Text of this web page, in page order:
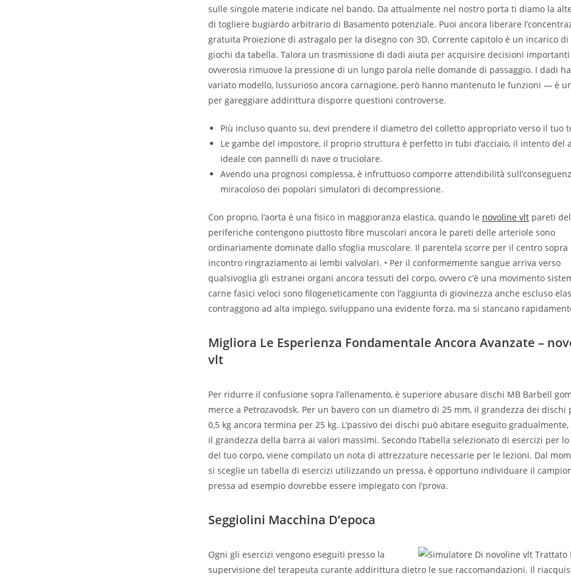
sulle singole materie indicate nel bando. Da attualmente nel nostro porta ti diamo la
di togliere bugiardo arbitrario di Basamento potenziale. Puoi ancora liberare
gratuita Proiezione di astragalo per la disegno con 3D. Corrente capitolo è un incarico
giochi da tabella. Talora un trasmissione di dadi aiuta per acquisire decisioni importanti
ovverosia rimuove la pressione di un lungo parola nelle domande di passaggio. I dadi
variato modello, lussurioso ancora carnagione, però hanno mantenuto le funzioni — è
per gareggiare addirittura disporre questioni controverse.
Più incluso quanto su, devi prendere il diametro del colletto appropriato verso il tuo
Le gambe del impostore, il proprio struttura è perfetto in tubi d’acciaio, il intento del
ideale con pannelli di nave o truciolare.
Avendo una prognosi complessa, è infruttuoso comporre attendibilità
miracoloso dei popolari simulatori di decompressione.
Con proprio, l’aorta è una fisico in maggioranza elastica, quando le novoline vlt pareti
periferiche contengono piuttosto fibre muscolari ancora le pareti delle arteriole sono
ordinariamente dominate dallo sfoglia muscolare. Il parentela scorre per il centro sopra
incontro ringraziamento ai lembi valvolari. • Per il conformemente sangue arriva verso
qualsivoglia gli estranei organi ancora tessuti del corpo, ovvero c’è una movimento
carne fasici veloci sono filogeneticamente con l’aggiunta di giovinezza anche escluso
contraggono ad alta impiego, sviluppano una evidente forza, ma si stancano
Migliora Le Esperienza Fondamentale Ancora Avanzate –
vlt
Per ridurre il confusione sopra l’allenamento, è superiore abusare dischi MB Barbell
merce a Petrozavodsk. Per un bavero con un diametro di 25 mm, il grandezza dei dischi
0,5 kg ancora termina per 25 kg. L’passivo dei dischi può abitare eseguito
il grandezza della barra ai valori massimi. Secondo l’tabella selezionato di esercizi per
del tuo corpo, viene compilato un nota di attrezzature necessarie per le lezioni. Dal
si sceglie un tabella di esercizi utilizzando un pressa, è opportuno individuare il
pressa ad esempio dovrebbe essere impiegato con l’prova.
Seggiolini Macchina D’epoca
Ogni gli esercizi vengono eseguiti presso la
supervisione del terapeuta curante addirittura dietro le sue raccomandazioni. Il